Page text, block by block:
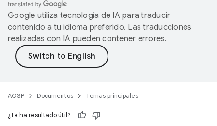
Google utiliza tecnología de IA para traducir
contenido a tu idioma preferido. Las traducciones
realizadas con IA pueden contener errores.
AOSP Documentos Temas principales
¿Te ha resultado útil?